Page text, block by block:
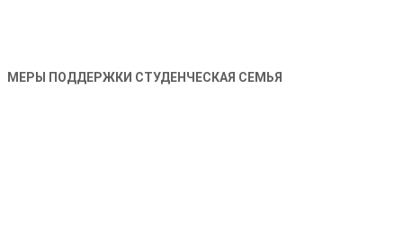
МЕРЫ ПОДДЕРЖКИ СТУДЕНЧЕСКАЯ СЕМЬЯ